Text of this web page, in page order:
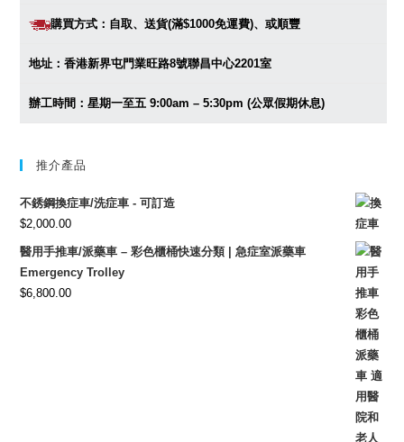
購買方式：自取、送貨(滿$1000免運費)、或順豐
地址：香港新界屯門業旺路8號聯昌中心2201室
辦工時間：星期一至五 9:00am – 5:30pm (公眾假期休息)
推介產品
不銹鋼換症車/洗症車 - 可訂造
$2,000.00
醫用手推車/派藥車 – 彩色櫃桶快速分類 | 急症室派藥車
Emergency Trolley
$6,800.00